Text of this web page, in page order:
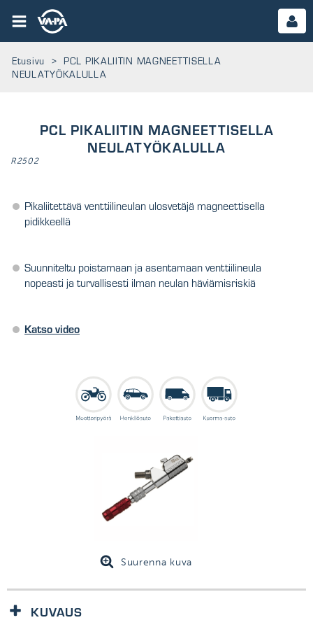
Etusivu > PCL PIKALIITIN MAGNEETTISELLA
NEULATYÖKALULLA
PCL PIKALIITIN MAGNEETTISELLA
NEULATYÖKALULLA
R2502
Pikaliitettävä venttiilineulan ulosvetäjä magneettisella
pidikkeellä
Suunniteltu poistamaan ja asentamaan venttiilineula
nopeasti ja turvallisesti ilman neulan häviämisriskiä
Katso video
Suurenna kuva
KUVAUS